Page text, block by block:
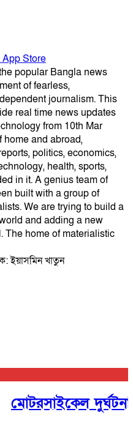
popular Bangla news
of fearless,
journalism. This
real time news updates
from 10th Mar
home and abroad,
politics, economics,
health, sports,
in it. A genius team of
built with a group of
We are trying to build a
and adding a new
The home of materialistic
ইয়াসমিন খাতুন
মোটরসাইকেল